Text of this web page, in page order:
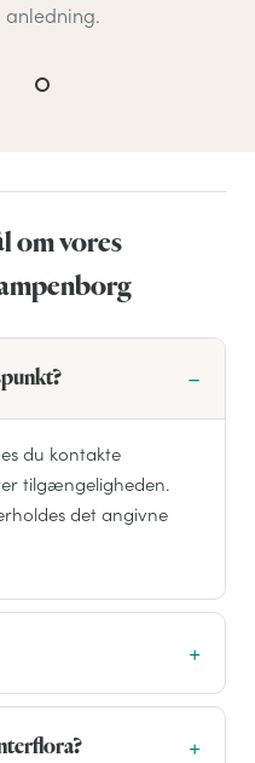
anledning.
om vores
du kontakte
tilgængeligheden.
det angivne